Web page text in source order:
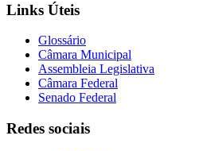
Links Úteis
Glossário
Câmara Municipal
Assembleia Legislativa
Câmara Federal
Senado Federal
Redes sociais